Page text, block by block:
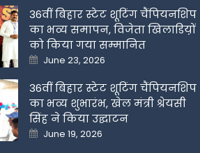
36वीं बिहार स्टेट शूटिंग चैंपियनशिप
का भव्य समापन, विजेता खिलाडिय़ों
को किया गया सम्मानित
Posted
on
June 23, 2026
36वीं बिहार स्टेट शूटिंग चैंपियनशिप
का भव्य शुभारंभ, खेल मंत्री श्रेयसी
सिंह ने किया उद्घाटन
Posted
on
June 19, 2026